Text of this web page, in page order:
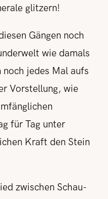
glitzern!
Gängen noch
wie damals
jedes Mal aufs
Vorstellung, wie
für Tag unter
Kraft den Stein
zwischen Schau-